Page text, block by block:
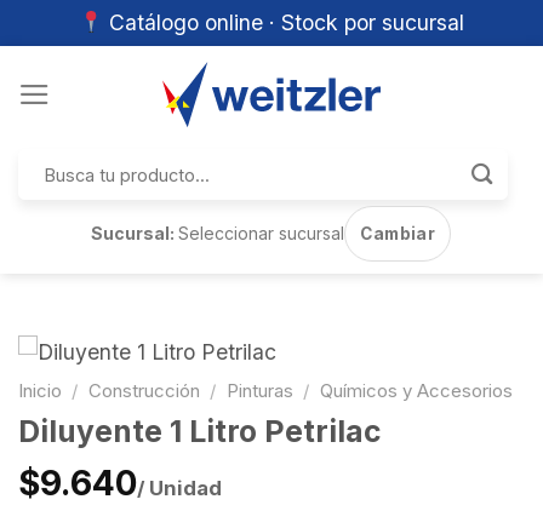
Catálogo online · Stock por sucursal
por:
Sucursal:Seleccionar sucursal Cambiar
Inicio / Construcción / Pinturas / Químicos y Accesorios
Diluyente 1 Litro Petrilac
$9.640/ Unidad